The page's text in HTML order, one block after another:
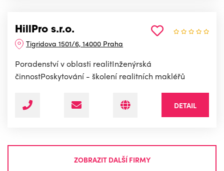
HillPro s.r.o.
Tigridova 1501/6, 14000 Praha
Poradenství v oblasti realitInženýrská
činnostPoskytování - školení realitních makléřů
DETAIL
ZOBRAZIT DALŠÍ FIRMY